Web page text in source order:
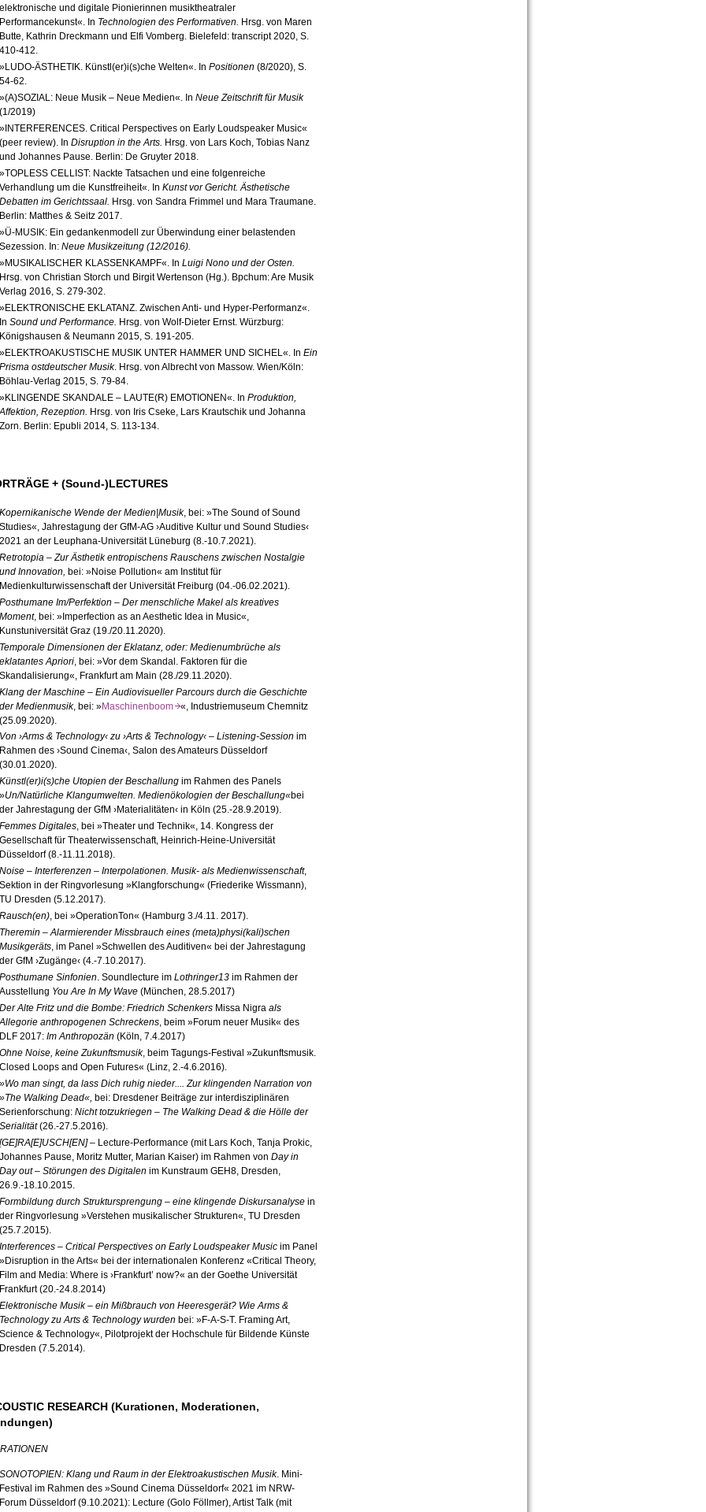
und digitale Pionierinnen musiktheatraler
In Technologien des Performativen. Hrsg. von Maren
Kathrin Dreckmann und Elfi Vomberg. Bielefeld: transcript 2020, S.
412.
ÄSTHETIK. Künstl(er)i(s)che Welten«. In Positionen (8/2020), S.
62.
Neue Musik – Neue Medien«. In Neue Zeitschrift für Musik
2019)
Critical Perspectives on Early Loudspeaker Music«
review). In Disruption in the Arts. Hrsg. von Lars Koch, Tobias Nanz
Johannes Pause. Berlin: De Gruyter 2018.
CELLIST: Nackte Tatsachen und eine folgenreiche
um die Kunstfreiheit«. In Kunst vor Gericht. Ästhetische
im Gerichtssaal. Hrsg. von Sandra Frimmel und Mara Traumane.
Matthes & Seitz 2017.
MUSIK: Ein gedankenmodell zur Überwindung einer belastenden
In: Neue Musikzeitung (12/2016).
KLASSENKAMPF«. In Luigi Nono und der Osten.
von Christian Storch und Birgit Wertenson (Hg.). Bpchum: Are Musik
2016, S. 279-302.
EKLATANZ. Zwischen Anti- und Hyper-Performanz«.
Sound und Performance. Hrsg. von Wolf-Dieter Ernst. Würzburg:
& Neumann 2015, S. 191-205.
MUSIK UNTER HAMMER UND SICHEL«. In Ein
ostdeutscher Musik. Hrsg. von Albrecht von Massow. Wien/Köln:
Verlag 2015, S. 79-84.
SKANDALE – LAUTE(R) EMOTIONEN«. In Produktion,
Rezeption. Hrsg. von Iris Cseke, Lars Krautschik und Johanna
Berlin: Epubli 2014, S. 113-134.
+ (Sound-)LECTURES
Wende der Medien|Musik, bei: »The Sound of Sound
Jahrestagung der GfM-AG ›Auditive Kultur und Sound Studies‹
an der Leuphana-Universität Lüneburg (8.-10.7.2021).
– Zur Ästhetik entropischens Rauschens zwischen Nostalgie
Innovation, bei: »Noise Pollution« am Institut für
der Universität Freiburg (04.-06. 02. 2021).
Im/Perfektion – Der menschliche Makel als kreatives
, bei: »Imperfection as an Aesthetic Idea in Music«,
Graz (19./20. 11. 2020).
Dimensionen der Eklatanz, oder: Medienumbrüche als
Apriori, bei: »Vor dem Skandal. Faktoren für die
Frankfurt am Main (28./29. 11. 2020).
der Maschine – Ein Audiovisueller Parcours durch die Geschichte
Medienmusik, bei: »Maschinenboom«, Industriemuseum Chemnitz
09. 2020).
›Arms & Technology‹ zu ›Arts & Technology‹ – Listening-Session im
des ›Sound Cinema‹, Salon des Amateurs Düsseldorf
01.2020).
(er)i(s)che Utopien der Beschallung im Rahmen des Panels
Un/Natürliche Klangumwelten. Medienökologien der Beschallung«bei
Jahrestagung der GfM ›Materialitäten‹ in Köln (25.-28.9.2019).
Digitales, bei »Theater und Technik«, 14. Kongress der
für Theaterwissenschaft, Heinrich-Heine-Universität
(8.-11.11.2018).
– Interferenzen – Interpolationen. Musik- als Medienwissenschaft,
in der Ringvorlesung »Klangforschung« (Friederike Wissmann),
Dresden (5.12.2017).
, bei »OperationTon« (Hamburg 3./4.11. 2017).
– Alarmierender Missbrauch eines (meta)physi(kali)schen
, im Panel »Schwellen des Auditiven« bei der Jahrestagung
GfM ›Zugänge‹ (4.-7.10.2017).
Sinfonien. Soundlecture im Lothringer13im Rahmen der
You Are In My Wave(München, 28.5.2017)
Alte Fritz und die Bombe: Friedrich Schenkers Missa Nigraals
anthropogenen Schreckens, beim »Forum neuer Musik« des
2017: Im Anthropozän (Köln, 7.4.2017)
Noise, keine Zukunftsmusik, beim Tagungs-Festival »Zukunftsmusik.
Loops and Open Futures« (Linz, 2.-4.6.2016).
man singt, da lass Dich ruhig nieder....Zur klingenden Narration von
Walking Dead«, bei: Dresdener Beiträge zur interdisziplinären
Nicht totzukriegen – The Walking Dead & die Hölle der
(26.-27.5.2016).
– Lecture-Performance (mit Lars Koch, Tanja Prokic,
Pause, Moritz Mutter, Marian Kaiser) im Rahmen von Day in
out – Störungen des Digitalen im Kunstraum GEH8, Dresden,
9.-18.10.2015.
durch Struktursprengung – eine klingende Diskursanalysein
Ringvorlesung »Verstehen musikalischer Strukturen«, TU Dresden
7.2015).
– Critical Perspectives on Early Loudspeaker Musicim Panel
in the Arts« bei der internationalen Konferenz «Critical Theory,
and Media: Where is ›Frankfurt’ now?« an der Goethe Universität
(20.-24.8.2014)
Musik – ein Mißbrauch von Heeresgerät? Wie Arms &
zu Arts & Technology wurden bei: »F-A-S-T. Framing Art,
& Technology«, Pilotprojekt der Hochschule für Bildende Künste
(7.5.2014).
RESEARCH (Kurationen, Moderationen,
Klang und Raum in der Elektroakustischen Musik. Mini-
im Rahmen des »Sound Cinema Düsseldorf« 2021 im NRW-
Düsseldorf (9.10.2021): Lecture (Golo Föllmer), Artist Talk (mit